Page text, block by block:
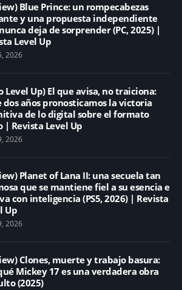
Blue Prince: un rompecabezas
y una propuesta independiente
deja de sorprender (PC, 2025) |
Level Up
2026
Level Up) El que avisa, no traiciona:
dos años pronosticamos la victoria
de lo digital sobre el formato
| Revista Level Up
2026
Planet of Lana II: una secuela tan
que se mantiene fiel a su esencia e
con inteligencia (PS5, 2026) | Revista
Up
2026
Clones, muerte y trabajo basura:
Mickey 17 es una verdadera obra
(2025)